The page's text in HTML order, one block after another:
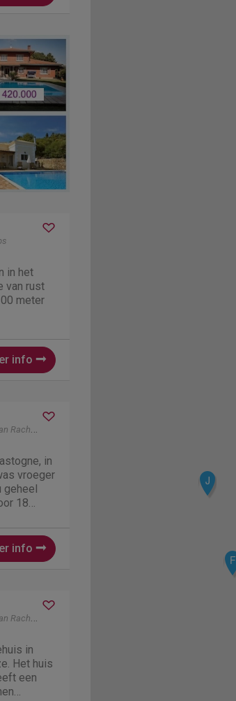
in het
van rust
meter
of van...
info
in
vroeger
geheel
18
info
in
Het huis
een
F
J